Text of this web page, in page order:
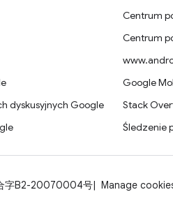
dyskusyjnych Google
Centrum
Centrum
Google
Stack
Śledzenie
字B2-20070004号 Manage